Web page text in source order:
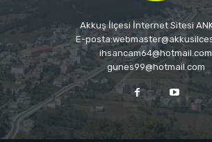
Akkuş İlçesi İnternet Sitesi
E-
ihsancam64@hotmail.com
gunes99@hotmail.com